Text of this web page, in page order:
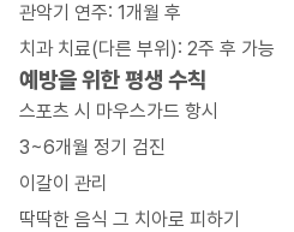
관악기 연주: 1개월 후
치과 치료(다른 부위): 2주 후 가능
예방을 위한 평생 수칙
스포츠 시 마우스가드 항시
3~6개월 정기 검진
이갈이 관리
딱딱한 음식 그 치아로 피하기